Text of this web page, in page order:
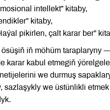
intellekt” kitaby,
kitaby,
pikirlen, çalt karar ber”
iň möhüm taraplaryny
karar kabul etmegiň
we durmuş
sazlaşykly we üstünlikli